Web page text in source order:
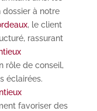
dossier à notre
, le client
rassurant
rôle de conseil,
éclairées.
favoriser des